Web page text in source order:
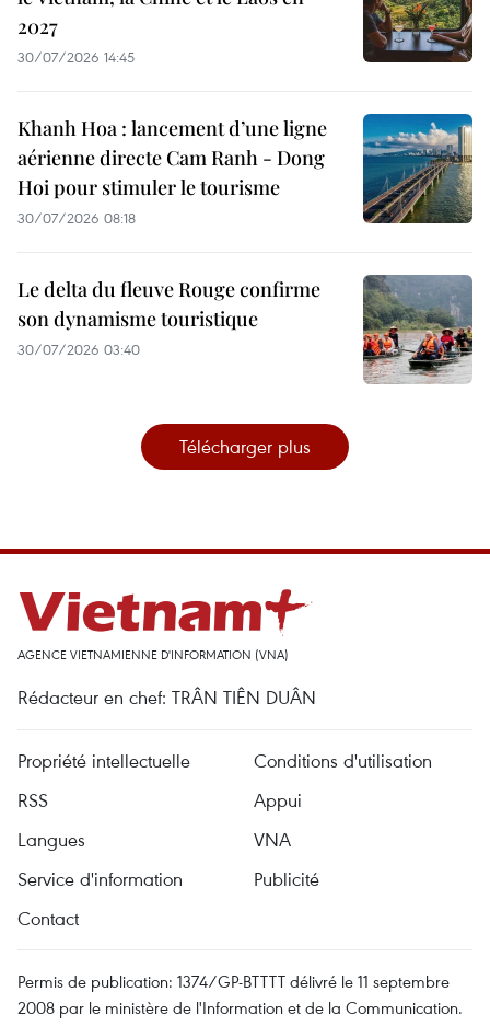
2027
30/07/2026 14:45
Khanh Hoa : lancement d’une ligne
aérienne directe Cam Ranh - Dong
Hoi pour stimuler le tourisme
30/07/2026 08:18
Le delta du fleuve Rouge confirme
son dynamisme touristique
30/07/2026 03:40
Télécharger plus
AGENCE VIETNAMIENNE D'INFORMATION (VNA)
Rédacteur en chef: TRÂN TIÊN DUÂN
Propriété intellectuelle
Conditions d'utilisation
RSS
Appui
Langues
VNA
Service d'information
Publicité
Contact
Permis de publication: 1374/GP-BTTTT délivré le 11 septembre
2008 par le ministère de l'Information et de la Communication.